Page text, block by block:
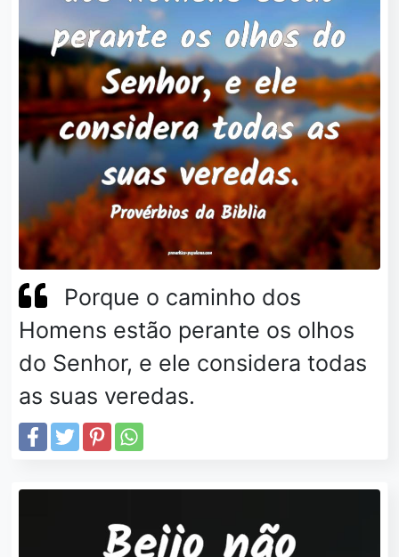
Porque o caminho dos
Homens estão perante os olhos
do Senhor, e ele considera todas
as suas veredas.